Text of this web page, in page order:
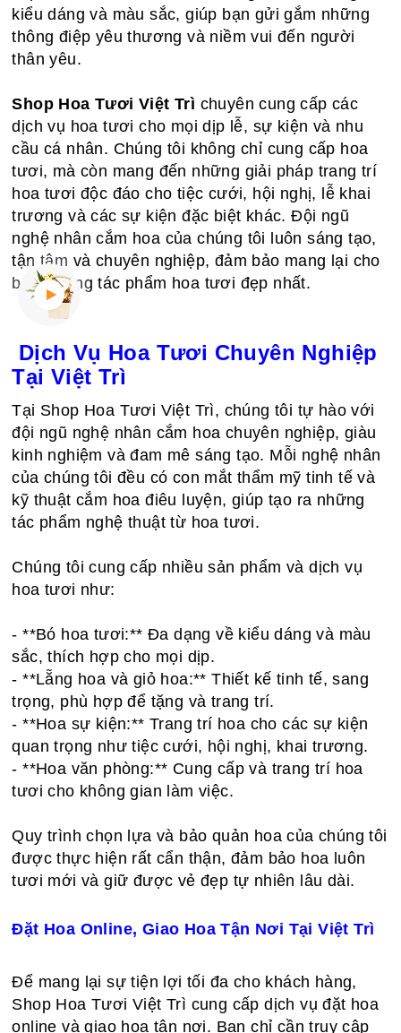
kiểu dáng và màu sắc, giúp bạn gửi gắm những
thông điệp yêu thương và niềm vui đến người
thân yêu.
Shop Hoa Tươi Việt Trì chuyên cung cấp các
dịch vụ hoa tươi cho mọi dịp lễ, sự kiện và nhu
cầu cá nhân. Chúng tôi không chỉ cung cấp hoa
tươi, mà còn mang đến những giải pháp trang trí
hoa tươi độc đáo cho tiệc cưới, hội nghị, lễ khai
trương và các sự kiện đặc biệt khác. Đội ngũ
nghệ nhân cắm hoa của chúng tôi luôn sáng tạo,
tận tâm và chuyên nghiệp, đảm bảo mang lại cho
bạn những tác phẩm hoa tươi đẹp nhất.
Dịch Vụ Hoa Tươi Chuyên Nghiệp
Tại Việt Trì
Tại Shop Hoa Tươi Việt Trì, chúng tôi tự hào với
đội ngũ nghệ nhân cắm hoa chuyên nghiệp, giàu
kinh nghiệm và đam mê sáng tạo. Mỗi nghệ nhân
của chúng tôi đều có con mắt thẩm mỹ tinh tế và
kỹ thuật cắm hoa điêu luyện, giúp tạo ra những
tác phẩm nghệ thuật từ hoa tươi.
Chúng tôi cung cấp nhiều sản phẩm và dịch vụ
hoa tươi như:
- **Bó hoa tươi:** Đa dạng về kiểu dáng và màu
sắc, thích hợp cho mọi dịp.
- **Lẵng hoa và giỏ hoa:** Thiết kế tinh tế, sang
trọng, phù hợp để tặng và trang trí.
- **Hoa sự kiện:** Trang trí hoa cho các sự kiện
quan trọng như tiệc cưới, hội nghị, khai trương.
- **Hoa văn phòng:** Cung cấp và trang trí hoa
tươi cho không gian làm việc.
Quy trình chọn lựa và bảo quản hoa của chúng tôi
được thực hiện rất cẩn thận, đảm bảo hoa luôn
tươi mới và giữ được vẻ đẹp tự nhiên lâu dài.
Đặt Hoa Online, Giao Hoa Tận Nơi Tại Việt Trì
Để mang lại sự tiện lợi tối đa cho khách hàng,
Shop Hoa Tươi Việt Trì cung cấp dịch vụ đặt hoa
online và giao hoa tận nơi. Bạn chỉ cần truy cập